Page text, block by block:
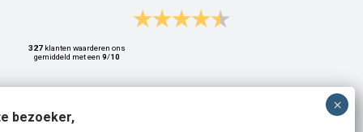
327 klanten waarderen ons
gemiddeld met een 9/10
bezoeker,